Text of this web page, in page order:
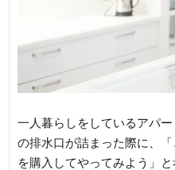
一人暮らしをしているアパ
の排水口が詰まった際に、
を購入してやってみよう」